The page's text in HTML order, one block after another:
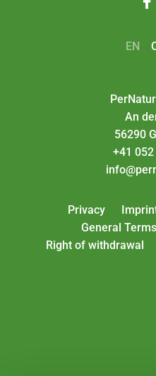
EN
An
56290
+41
Privacy
General
Right of withdrawal